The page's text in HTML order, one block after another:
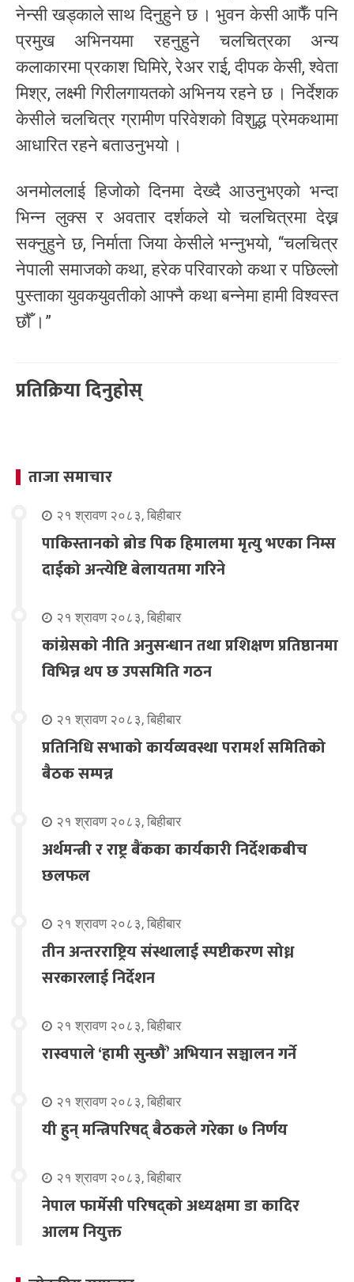
नेन्सी खड्काले साथ दिनुहुने छ । भुवन केसी आफैँ पनि
प्रमुख अभिनयमा रहनुहुने चलचित्रका अन्य
कलाकारमा प्रकाश घिमिरे, रेअर राई, दीपक केसी, श्वेता
मिश्र, लक्ष्मी गिरीलगायतको अभिनय रहने छ । निर्देशक
केसीले चलचित्र ग्रामीण परिवेशको विशुद्ध प्रेमकथामा
आधारित रहने बताउनुभयो ।
अनमोललाई हिजोको दिनमा देख्दै आउनुभएको भन्दा
भिन्न लुक्स र अवतार दर्शकले यो चलचित्रमा देख्न
सक्नुहुने छ, निर्माता जिया केसीले भन्नुभयो, “चलचित्र
नेपाली समाजको कथा, हरेक परिवारको कथा र पछिल्लो
पुस्ताका युवकयुवतीको आफ्नै कथा बन्नेमा हामी विश्वस्त
छौँ ।”
प्रतिक्रिया दिनुहोस्
ताजा समाचार
२१ श्रावण २०८३, बिहीबार
पाकिस्तानको ब्रोड पिक हिमालमा मृत्यु भएका निम्स
दाईको अन्त्येष्टि बेलायतमा गरिने
२१ श्रावण २०८३, बिहीबार
कांग्रेसको नीति अनुसन्धान तथा प्रशिक्षण प्रतिष्ठानमा
विभिन्न थप छ उपसमिति गठन
२१ श्रावण २०८३, बिहीबार
प्रतिनिधि सभाको कार्यव्यवस्था परामर्श समितिको
बैठक सम्पन्न
२१ श्रावण २०८३, बिहीबार
अर्थमन्त्री र राष्ट्र बैंकका कार्यकारी निर्देशकबीच
छलफल
२१ श्रावण २०८३, बिहीबार
तीन अन्तरराष्ट्रिय संस्थालाई स्पष्टीकरण सोध्न
सरकारलाई निर्देशन
२१ श्रावण २०८३, बिहीबार
रास्वपाले ‘हामी सुन्छौँ’ अभियान सञ्चालन गर्ने
२१ श्रावण २०८३, बिहीबार
यी हुन् मन्त्रिपरिषद् बैठकले गरेका ७ निर्णय
२१ श्रावण २०८३, बिहीबार
नेपाल फार्मेसी परिषद्को अध्यक्षमा डा कादिर
आलम नियुक्त